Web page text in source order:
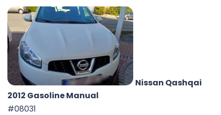
Nissan Qashqai
2012 Gasoline Manual
#08031